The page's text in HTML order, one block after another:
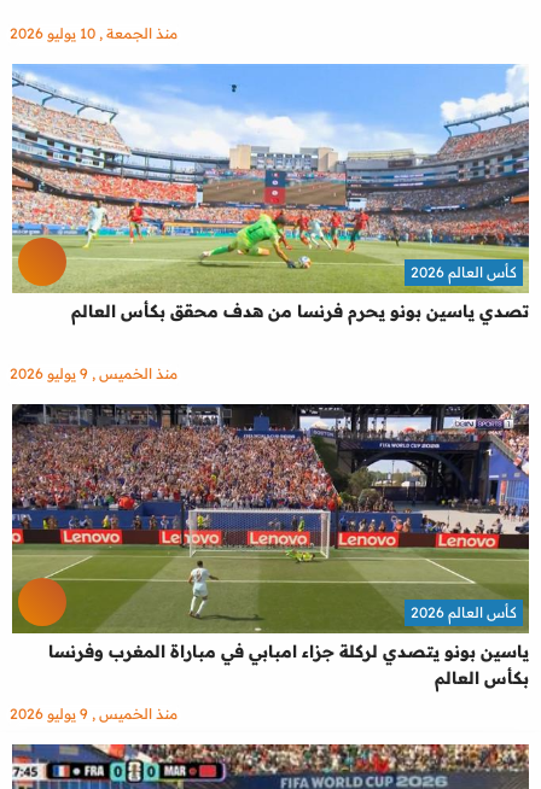
منذ الجمعة , 10 يوليو 2026
تصدي ياسين بونو يحرم فرنسا من هدف محقق بكأس العالم
كأس العالم 2026
منذ الخميس , 9 يوليو 2026
ياسين بونو يتصدي لركلة جزاء امبابي في مباراة المغرب وفرنسا
بكأس العالم
كأس العالم 2026
منذ الخميس , 9 يوليو 2026